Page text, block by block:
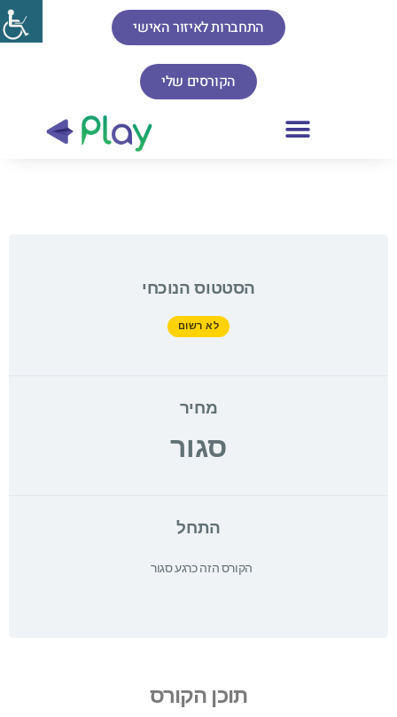
התחברות לאיזור האישי
הקורסים שלי
הסטטוס הנוכחי
לא רשום
מחיר
סגור
התחל
הקורס הזה כרגע סגור
תוכן הקורס